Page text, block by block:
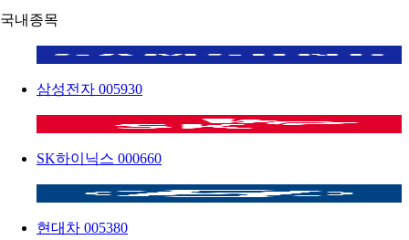
국내종목
삼성전자 005930
SK하이닉스 000660
현대차 005380